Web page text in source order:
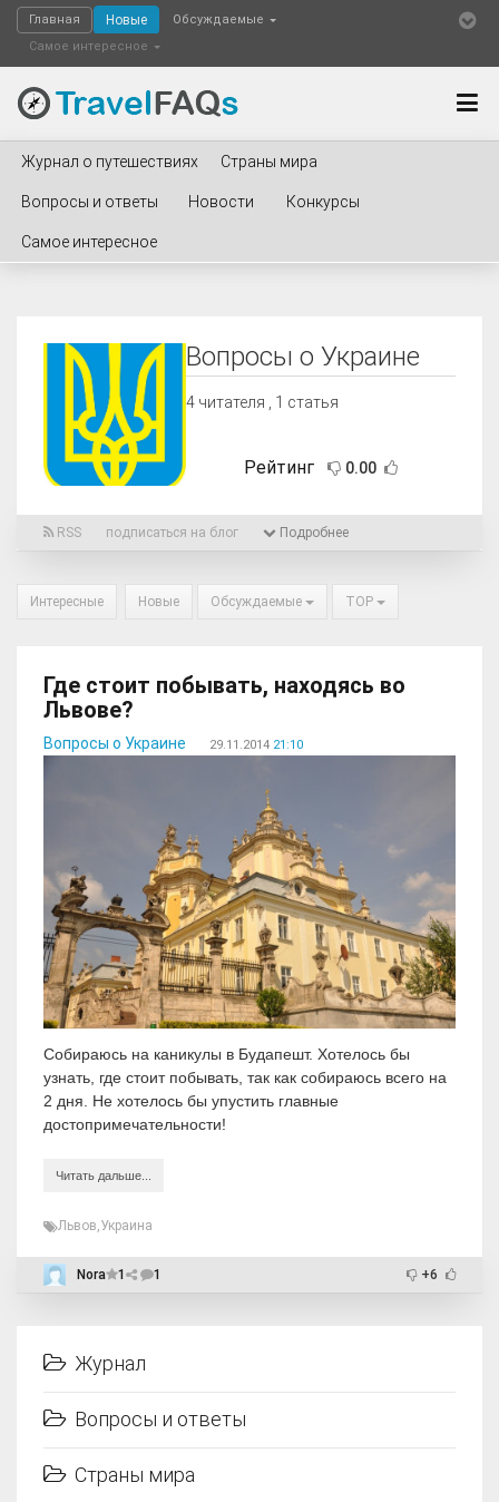
Главная Новые
Обсуждаемые
Самое интересное
Журнал о путешествиях Страны мира
Вопросы и ответы Новости Конкурсы
Самое интересное
Вопросы о Украине
4 читателя , 1 статья
Рейтинг 0.00
RSS подписаться на блог Подробнее
Интересные Новые Обсуждаемые TOP
Где стоит побывать, находясь во
Львове?
Вопросы о Украине 29.11.2014 21:10
Собираюсь на каникулы в Будапешт. Хотелось бы
узнать, где стоит побывать, так как собираюсь всего на
2 дня. Не хотелось бы упустить главные
достопримечательности!
Читать дальше...
Львов Украина
Nora 1 1 +6
Журнал
Вопросы и ответы
Страны мира